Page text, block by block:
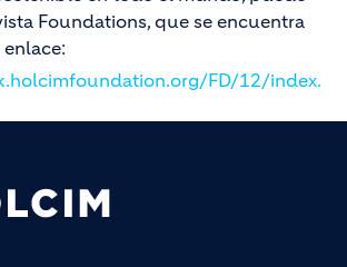
Foundations, que se encuentra
FD/12/